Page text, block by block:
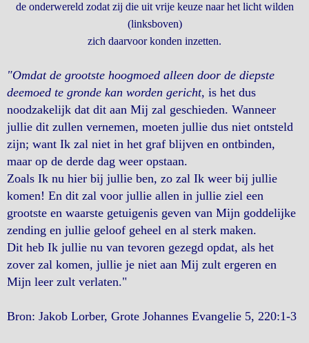
de onderwereld zodat zij die uit vrije keuze naar het licht wilden
(linksboven)
zich daarvoor konden inzetten.
"Omdat de grootste hoogmoed alleen door de diepste
deemoed te gronde kan worden gericht, is het dus
noodzakelijk dat dit aan Mij zal geschieden. Wanneer
jullie dit zullen vernemen, moeten jullie dus niet ontsteld
zijn; want Ik zal niet in het graf blijven en ontbinden,
maar op de derde dag weer opstaan.
Zoals Ik nu hier bij jullie ben, zo zal Ik weer bij jullie
komen! En dit zal voor jullie allen in jullie ziel een
grootste en waarste getuigenis geven van Mijn goddelijke
zending en jullie geloof geheel en al sterk maken.
Dit heb Ik jullie nu van tevoren gezegd opdat, als het
zover zal komen, jullie je niet aan Mij zult ergeren en
Mijn leer zult verlaten."
Bron: Jakob Lorber, Grote Johannes Evangelie 5, 220:1-3